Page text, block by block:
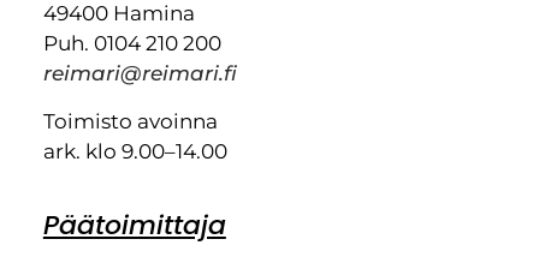
49400 Hamina
Puh. 0104 210 200
reimari@reimari.fi
Toimisto avoinna
ark. klo 9.00–14.00
Päätoimittaja